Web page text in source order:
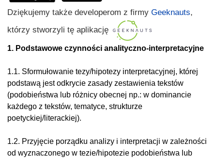
Dziękujemy także developerom z firmy Geeknauts,
którzy stworzyli tę aplikację
1. Podstawowe czynności analityczno-interpretacyjne
1.1. Sformułowanie tezy/hipotezy interpretacyjnej, której
podstawą jest odkrycie zasady zestawienia tekstów
(podobieństwa lub różnicy obecnej np.: w dominancie
każdego z tekstów, tematyce, strukturze
poetyckiej/literackiej).
1.2. Przyjęcie porządku analizy i interpretacji w zależności
od wyznaczonego w tezie/hipotezie podobieństwa lub